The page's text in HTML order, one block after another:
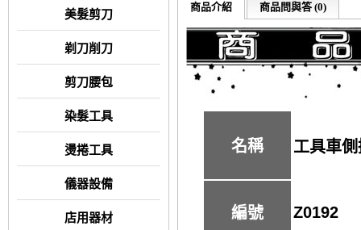
美髮剪刀
剃刀削刀
剪刀腰包
染髮工具
燙捲工具
儀器設備
店用器材
商品介紹 商品問與答 (0)
名稱 工具車
編號 Z0192